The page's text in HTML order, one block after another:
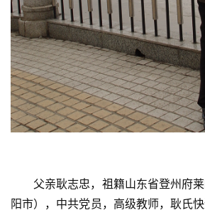
父亲耿志忠，祖籍山东省登州府
阳市），中共党员，高级教师，耿氏